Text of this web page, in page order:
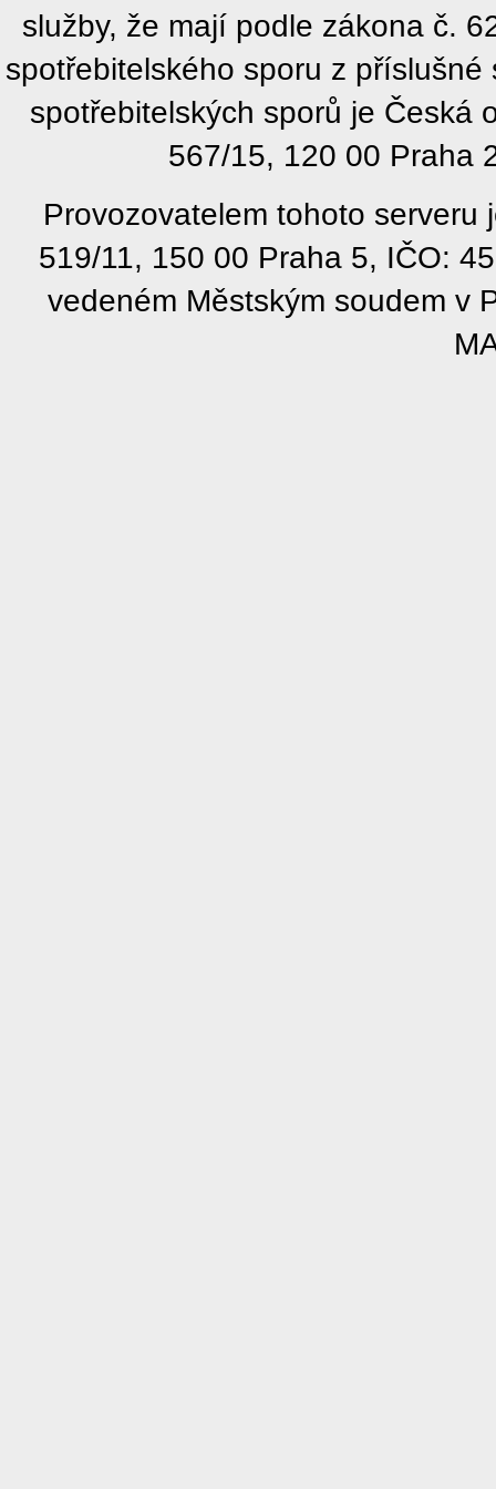
služby, že mají podle zákona č.
spotřebitelského sporu z
spotřebitelských sporů je Česká
567/15, 120 00 Praha
Provozovatelem tohoto
519/11, 150 00 Praha 5, IČO:
vedeném Městským soudem v